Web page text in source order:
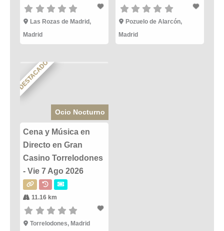
Las Rozas de Madrid,
Madrid
Pozuelo de Alarcón,
Madrid
DESTACADO
Ocio Nocturno
Cena y Música en
Directo en Gran
Casino Torrelodones
- Vie 7 Ago 2026
11.16 km
Torrelodones, Madrid